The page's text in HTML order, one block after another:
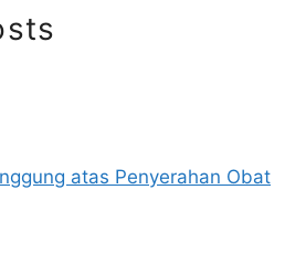
atas Penyerahan Obat